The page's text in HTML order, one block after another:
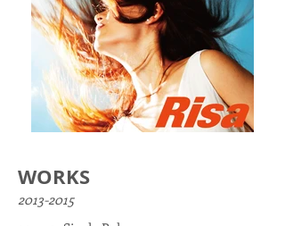
WORKS
2013-2015